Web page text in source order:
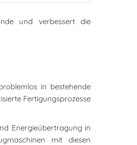
und verbessert die
in bestehende
Fertigungsprozesse
Energieübertragung in
mit diesen